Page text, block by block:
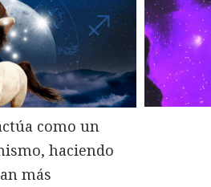
como un
haciendo
más